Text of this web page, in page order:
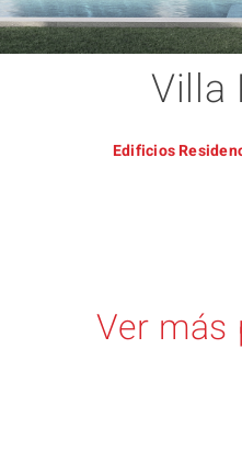
Villa
Edificios
Ver más